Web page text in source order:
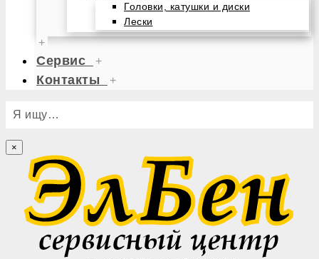
Головки, катушки и диски
Лески
+
Сервис +
Контакты +
Я ищу…
×